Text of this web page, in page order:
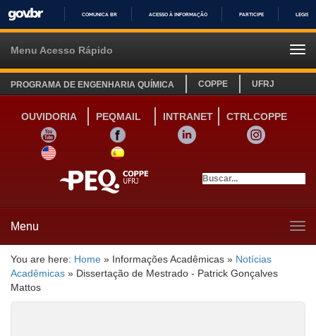
IR
COMUNICA BR ACESSO À INFORMAÇÃO PARTICIPE
Menu Acesso Rápido
PROGRAMA DE ENGENHARIA QUÍMICA COPPE UFRJ
OUVIDORIA PEQMAIL INTRANET
CTRLCOPPE
YOUTUBE
FACEBOOK LINKEDIN
INSTAGRAM
SITE INGLÊS
LINK SITE ESPANHOL
Menu
You are here: Home » Informações Acadêmicas » Notícias
Acadêmicas » Dissertação de Mestrado - Patrick Gonçalves
Mattos